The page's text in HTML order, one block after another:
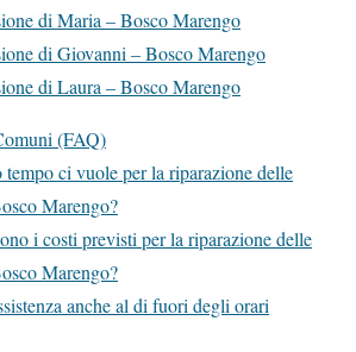
di Maria – Bosco Marengo
di Giovanni – Bosco Marengo
di Laura – Bosco Marengo
(FAQ)
tempo ci vuole per la riparazione delle
Marengo?
i costi previsti per la riparazione delle
Marengo?
anche al di fuori degli orari